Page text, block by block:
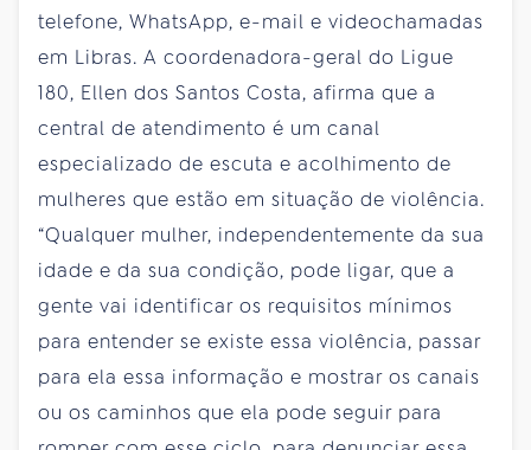
telefone, WhatsApp, e-mail e videochamadas
em Libras. A coordenadora-geral do Ligue
180, Ellen dos Santos Costa, afirma que a
central de atendimento é um canal
especializado de escuta e acolhimento de
mulheres que estão em situação de violência.
“Qualquer mulher, independentemente da sua
idade e da sua condição, pode ligar, que a
gente vai identificar os requisitos mínimos
para entender se existe essa violência, passar
para ela essa informação e mostrar os canais
ou os caminhos que ela pode seguir para